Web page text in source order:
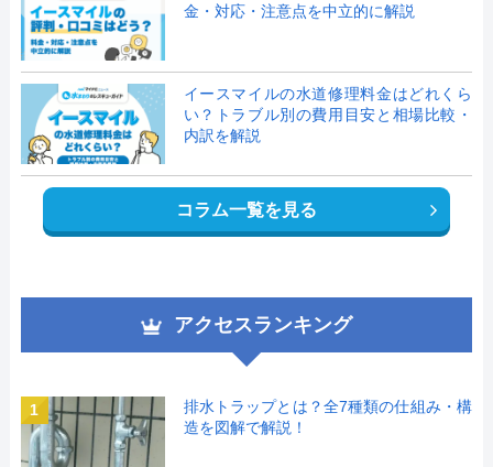
金・対応・注意点を中立的に解説
イースマイルの水道修理料金はどれくら
い？トラブル別の費用目安と相場比較・
内訳を解説
コラム一覧を見る
アクセスランキング
1
排水トラップとは？全7種類の仕組み・構
造を図解で解説！